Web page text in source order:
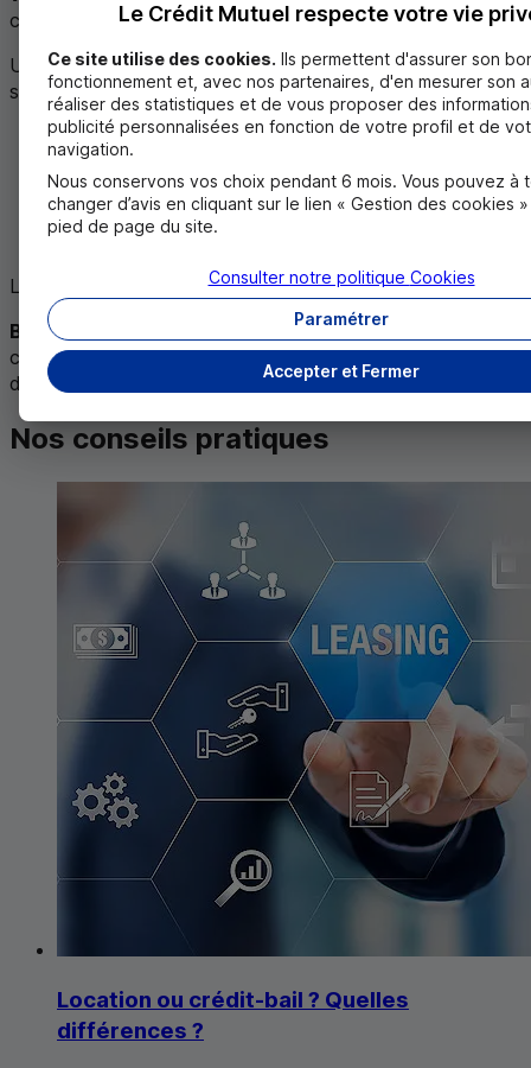
contrat.
Un crédit-bail permet d’inclure dans vos loyers les options
suivantes :
l'entretien périodique du véhicule ;
sa maintenance ;
le remplacement des pièces d’usure ;
des services d’assistance 24 heures/24 ;
un véhicule de remplacement.
Le coût du crédit-bail inclut les options choisies.
Bon à savoir
: fiscalement, les loyers sont considérés
comme une charge et conservent votre capacité
d’endettement intacte.
Nos conseils pratiques
Location ou crédit-bail ? Quelles
différences ?
Le Crédit Mutuel respecte votre vie
Ce site utilise des cookies. Ils permettent d'assurer son
fonctionnement et, avec nos partenaires, d'en mesurer son
réaliser des statistiques et de vous proposer des
publicité personnalisées en fonction de votre profil et de
navigation.
Nous conservons vos choix pendant 6 mois. Vous pouvez à
changer d’avis en cliquant sur le lien « Gestion des cookies
pied de page du site.
Accepter et Fermer
Paramétrer
Consulter notre politique Cookies